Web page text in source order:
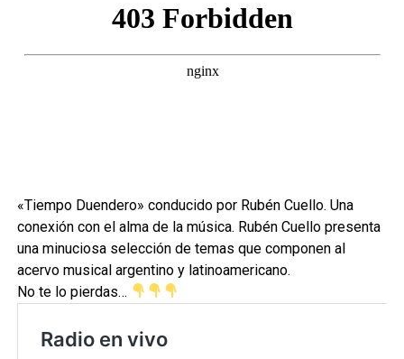
«Tiempo Duendero» conducido por Rubén Cuello. Una
conexión con el alma de la música. Rubén Cuello presenta
una minuciosa selección de temas que componen al
acervo musical argentino y latinoamericano.
No te lo pierdas…